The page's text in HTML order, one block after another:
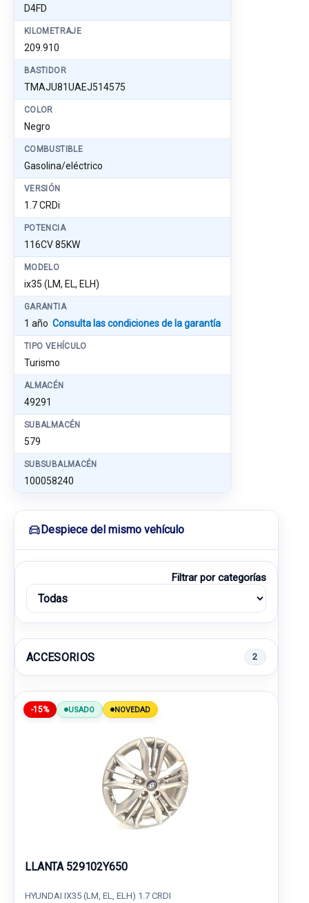
D4FD
KILOMETRAJE
209.910
BASTIDOR
TMAJU81UAEJ514575
COLOR
Negro
COMBUSTIBLE
Gasolina/eléctrico
VERSIÓN
1.7 CRDi
POTENCIA
116CV 85KW
MODELO
ix35 (LM, EL, ELH)
GARANTIA
1 año Consulta las condiciones de la garantía
TIPO VEHÍCULO
Turismo
ALMACÉN
49291
SUBALMACÉN
579
SUBSUBALMACÉN
100058240
Despiece del mismo vehículo
Filtrar por categorías
ACCESORIOS 2
-15% USADO NOVEDAD
LLANTA 529102Y650
HYUNDAI IX35 (LM, EL, ELH) 1.7 CRDI